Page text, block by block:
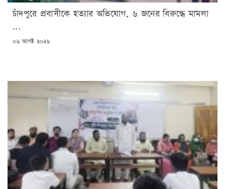
চাঁদপুরে প্রবাসীকে হত্যার অভিযোগ, ৬ জনের বিরুদ্ধে মামলা
...
POSTED
০৬ আগষ্ট ২০২৬